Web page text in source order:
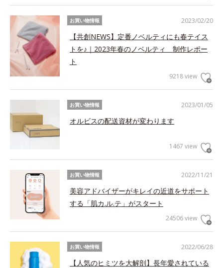
2023/02/20
お買い物情報
【共創NEWS】定番ノベルティにも春テイス
トを♪｜2023年春のノベルティ 制作レポー
ト
9218 view
2023/01/05
お買い物情報
オルビスの配送資材が変わります
1467 view
2022/11/21
お買い物情報
美容アドバイザーがキレイの近道をサポート
する「肌カ.ル.テ」がスタート
24506 view
2022/06/28
お買い物情報
【人気のヒミツを大解剖】長年愛されている